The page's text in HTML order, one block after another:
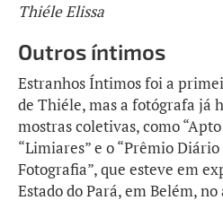
Thiéle Elissa
Outros íntimos
Estranhos Íntimos foi a
de Thiéle, mas a fotógrafa já
mostras coletivas, como “Apto
“Limiares” e o “Prêmio
Fotografia”, que esteve em
Estado do Pará, em Belém, no